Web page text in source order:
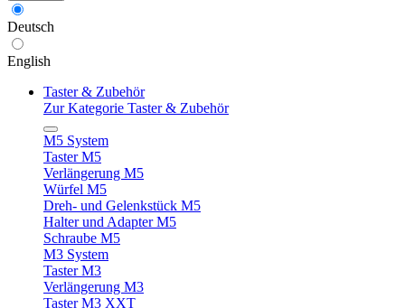
Deutsch
English
Taster & Zubehör
Zur Kategorie Taster & Zubehör
M5 System
Taster M5
Verlängerung M5
Würfel M5
Dreh- und Gelenkstück M5
Halter und Adapter M5
Schraube M5
M3 System
Taster M3
Verlängerung M3
Taster M3 XXT